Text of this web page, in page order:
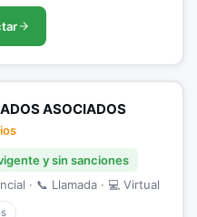
ASOCIADOS
y sin sanciones
· 📞 Llamada · 💻 Virtual